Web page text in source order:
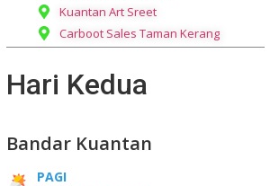
Kuantan Art Sreet
Carboot Sales Taman Kerang
Hari Kedua
Bandar Kuantan
PAGI